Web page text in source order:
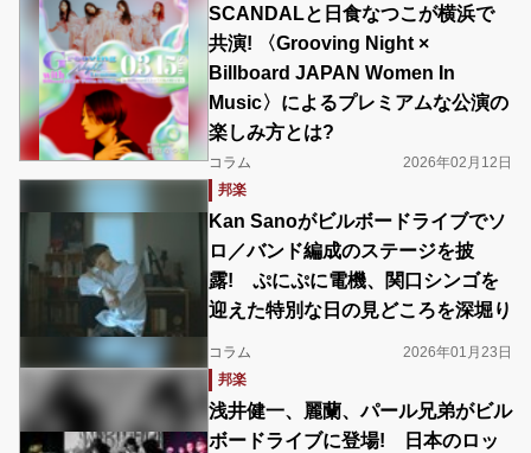
SCANDALと日食なつこが横浜で
共演! 〈Grooving Night ×
Billboard JAPAN Women In
Music〉によるプレミアムな公演の
楽しみ方とは?
コラム
2026年02月12日
邦楽
Kan Sanoがビルボードライブでソ
ロ／バンド編成のステージを披
露! ぷにぷに電機、関口シンゴを
迎えた特別な日の見どころを深堀り
コラム
2026年01月23日
邦楽
浅井健一、麗蘭、パール兄弟がビル
ボードライブに登場! 日本のロッ